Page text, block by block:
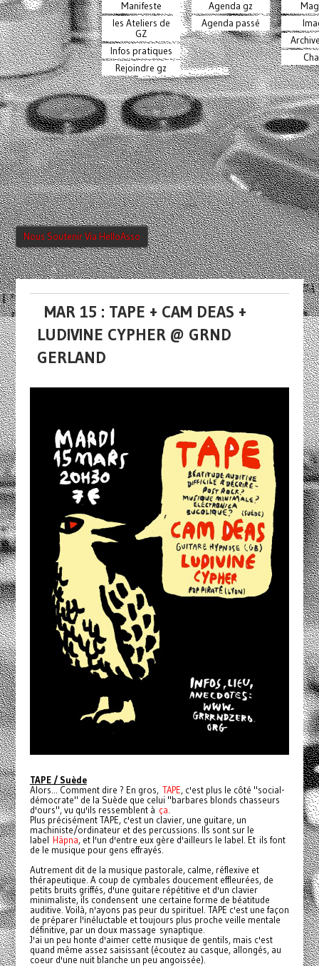
Manifeste
les Ateliers de
GZ
Infos pratiques
Rejoindre gz
Agenda gz
Agenda passé
Nous Soutenir Via HelloAsso
MAR 15 : TAPE + CAM DEAS +
LUDIVINE CYPHER @ GRND
GERLAND
TAPE / Suède
Alors... Comment dire ? En gros, TAPE, c'est plus le côté "social-
démocrate" de la Suède que celui "barbares blonds chasseurs
d'ours", vu qu'ils ressemblent à ça
Plus précisément TAPE, c'est un clavier, une guitare, un
machiniste/ordinateur et des percussions. Ils sont sur le
label Häpna, et l'un d'entre eux gère d'ailleurs le label. Et ils font
de le musique pour gens effrayés.
Autrement dit de la musique pastorale, calme, réflexive et
thérapeutique. A coup de cymbales doucement effleurées, de
petits bruits griffés, d'une guitare répétitive et d'un clavier
minimaliste, ils condensent une certaine forme de béatitude
auditive. Voilà, n'ayons pas peur du spirituel. TAPE c'est une façon
de préparer l'inéluctable et toujours plus proche veille mentale
définitive, par un doux massage synaptique.
J'ai un peu honte d'aimer cette musique de gentils, mais c'est
quand même assez saisissant (écoutez au casque, allongés, au
coeur d'une nuit blanche un peu angoissée).